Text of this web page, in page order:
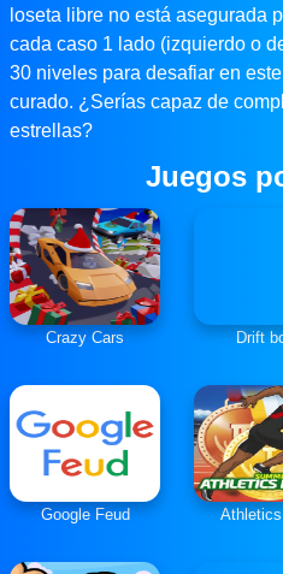
loseta libre no está asegurada
cada caso 1 lado (izquierdo o
30 niveles para desafiar en
curado. ¿Serías capaz de
estrellas?
Juegos
Crazy Cars Drift
Google Feud